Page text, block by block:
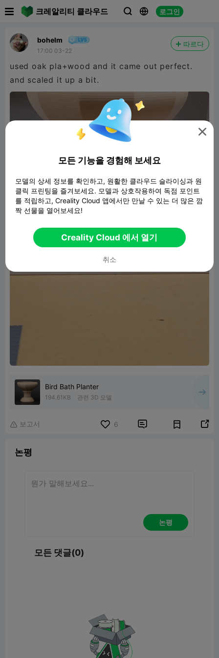
크레알리티 클라우드   로그인
bohelm
17:00 03-22
따르다
used oak pla+wood and it came out perfect.
and scaled it up a bit.
Bird Bath Planter
194.61KB 관련 3D 모델
 보고서 6  
논평
논평
모든 댓글(0)

모든 기능을 경험해 보세요
모델의 상세 정보를 확인하고, 원활한 클라우드 슬라이싱과 원
클릭 프린팅을 즐겨보세요. 모델과 상호작용하여 독점 포인트
를 적립하고, Creality Cloud 앱에서만 만날 수 있는 더 많은 깜
짝 선물을 열어보세요!
Creality Cloud 에서 열기
취소